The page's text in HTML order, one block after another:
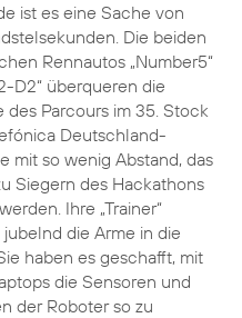
ist es eine Sache von
Die beiden
Rennautos „Number5“
D2“ überqueren die
des Parcours im 35. Stock
Deutschland-
mit so wenig Abstand, das
Siegern des Hackathons
Ihre „Trainer“
die Arme in die
haben es geschafft, mit
die Sensoren und
der Roboter so zu